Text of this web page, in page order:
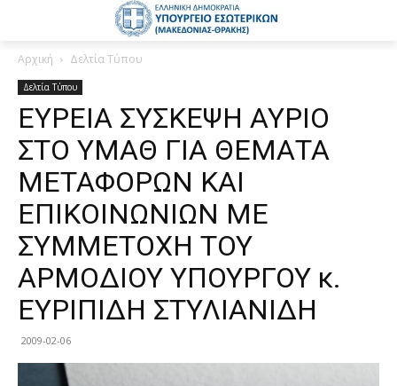
Αρχική Δελτία Τύπου
Δελτία Τύπου
ΕΥΡΕΙΑ ΣΥΣΚΕΨΗ ΑΥΡΙΟ
ΣΤΟ ΥΜΑΘ ΓΙΑ ΘΕΜΑΤΑ
ΜΕΤΑΦΟΡΩΝ ΚΑΙ
ΕΠΙΚΟΙΝΩΝΙΩΝ ΜΕ
ΣΥΜΜΕΤΟΧΗ ΤΟΥ
ΑΡΜΟΔΙΟΥ ΥΠΟΥΡΓΟΥ κ.
ΕΥΡΙΠΙΔΗ ΣΤΥΛΙΑΝΙΔΗ
2009-02-06